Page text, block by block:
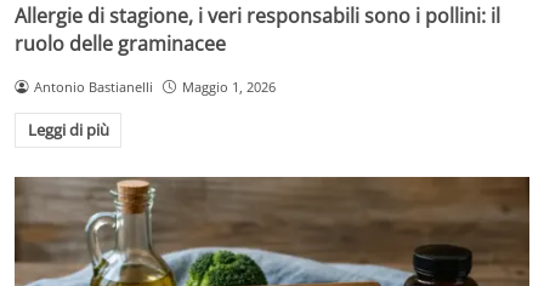
Allergie di stagione, i veri responsabili sono i pollini: il
ruolo delle graminacee
Antonio Bastianelli Maggio 1, 2026
Leggi di più